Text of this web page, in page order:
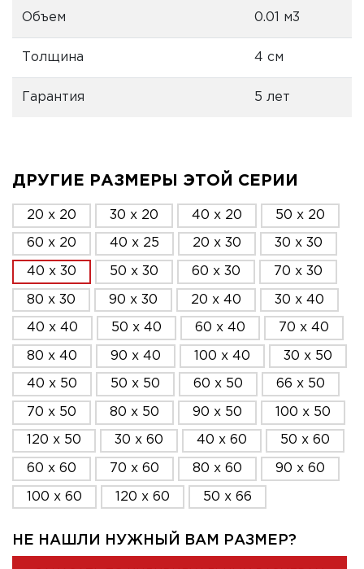
Объем 0.01 м3
Толщина 4 см
Гарантия 5 лет
ДРУГИЕ РАЗМЕРЫ ЭТОЙ СЕРИИ
20 x 20 30 x 20 40 x 20 50 x 20
60 x 20 40 x 25 20 x 30 30 x 30
40 x 30 50 x 30 60 x 30 70 x 30
80 x 30 90 x 30 20 x 40 30 x 40
40 x 40 50 x 40 60 x 40 70 x 40
80 x 40 90 x 40 100 x 40 30 x 50
40 x 50 50 x 50 60 x 50 66 x 50
70 x 50 80 x 50 90 x 50 100 x 50
120 x 50 30 x 60 40 x 60 50 x 60
60 x 60 70 x 60 80 x 60 90 x 60
100 x 60 120 x 60 50 x 66
НЕ НАШЛИ НУЖНЫЙ ВАМ РАЗМЕР?